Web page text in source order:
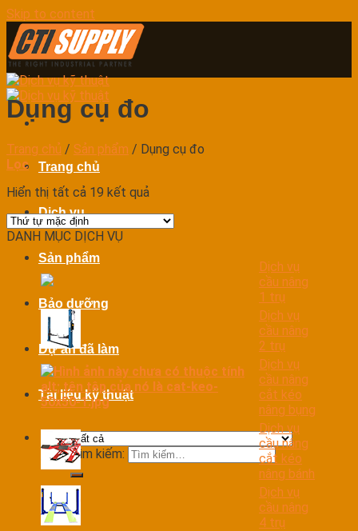
Skip to content
Trang chủ
Dịch vụ
Sản phẩm
Bảo dưỡng
Dự án đã làm
Tài liệu kỹ thuật
Tìm kiếm:
Dụng cụ đo
Trang chủ / Sản phẩm / Dụng cụ đo
Lọc
Hiển thị tất cả 19 kết quả
DANH MỤC DỊCH VỤ
Dịch vụ
cầu nâng
1 trụ
Dịch vụ
cầu nâng
2 trụ
Dịch vụ
cầu nâng
cắt kéo
nâng bụng
Dịch vụ
cầu nâng
cắt kéo
nâng bánh
Dịch vụ
cầu nâng
4 trụ